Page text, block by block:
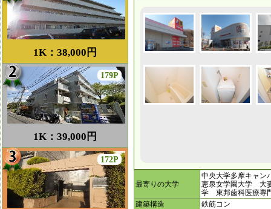
最寄りの大学
中央大学多摩キャ
恵泉女学園大学 大
学 東邦歯科医療
建築構造
鉄筋コン
1K：38,000円
1K：39,000円
179P
172P